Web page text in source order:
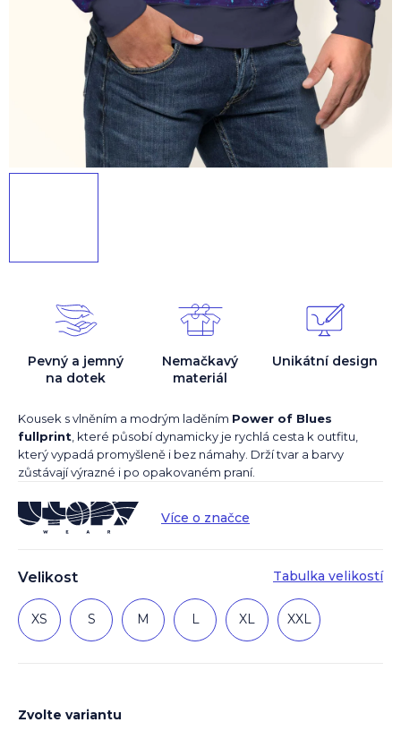
Velikost Tabulka velikostí
XS S M L XL XXL
Kousek s vlněním a modrým laděním Power of Blues
fullprint, které působí dynamicky je rychlá cesta k outfitu,
který vypadá promyšleně i bez námahy. Drží tvar a barvy
zůstávají výrazné i po opakovaném praní.
Více o značce
Pevný a jemný
na dotek
Nemačkavý
materiál
Unikátní design
Zvolte variantu